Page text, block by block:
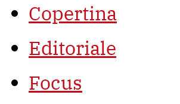
Copertina
Editoriale
Focus